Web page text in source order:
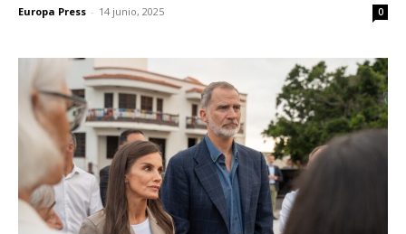
Europa Press - 14 junio, 2025 0